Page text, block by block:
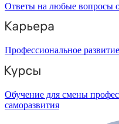
Ответы на любые вопросы
Профессиональное
Обучение для смены
саморазвития